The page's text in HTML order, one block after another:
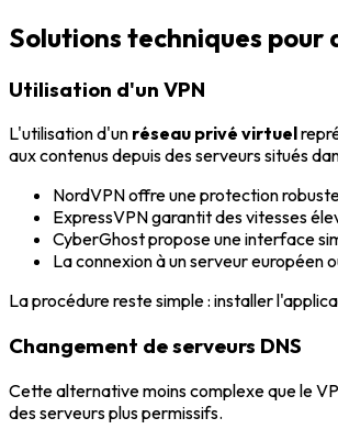
Solutions techniques
Utilisation d'un VPN
L'utilisation d'un réseau privé virtuel
aux contenus depuis des serveurs situés
NordVPN offre une protection
ExpressVPN garantit des vitesses
CyberGhost propose une interface
La connexion à un serveur
La procédure reste simple : installer
Changement de serveurs DNS
Cette alternative moins complexe que le
des serveurs plus permissifs.